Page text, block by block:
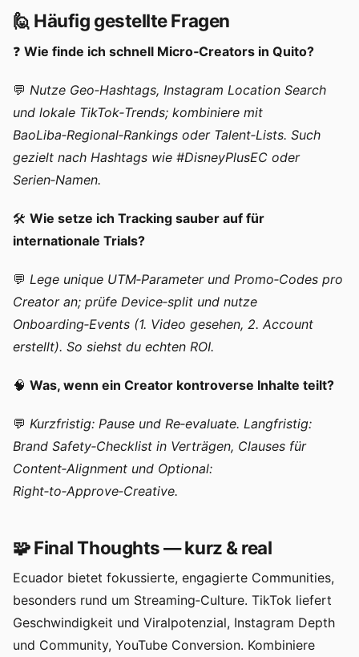
🙋 Häufig gestellte Fragen
❓ Wie finde ich schnell Micro‑Creators in Quito?
💬 Nutze Geo‑Hashtags, Instagram Location Search
und lokale TikTok‑Trends; kombiniere mit
BaoLiba‑Regional‑Rankings oder Talent‑Lists. Such
gezielt nach Hashtags wie #DisneyPlusEC oder
Serien‑Namen.
🛠️ Wie setze ich Tracking sauber auf für
internationale Trials?
💬 Lege unique UTM‑Parameter und Promo‑Codes pro
Creator an; prüfe Device‑split und nutze
Onboarding‑Events (1. Video gesehen, 2. Account
erstellt). So siehst du echten ROI.
🧠 Was, wenn ein Creator kontroverse Inhalte teilt?
💬 Kurzfristig: Pause und Re‑evaluate. Langfristig:
Brand Safety‑Checklist in Verträgen, Clauses für
Content‑Alignment und Optional:
Right‑to‑Approve‑Creative.
🧩 Final Thoughts — kurz & real
Ecuador bietet fokussierte, engagierte Communities,
besonders rund um Streaming‑Culture. TikTok liefert
Geschwindigkeit und Viralpotenzial, Instagram Depth
und Community, YouTube Conversion. Kombiniere